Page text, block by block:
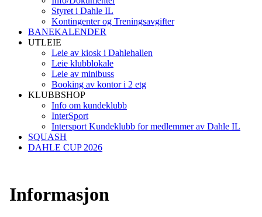
Styret i Dahle IL
Kontingenter og Treningsavgifter
BANEKALENDER
UTLEIE
Leie av kiosk i Dahlehallen
Leie klubblokale
Leie av minibuss
Booking av kontor i 2 etg
KLUBBSHOP
Info om kundeklubb
InterSport
Intersport Kundeklubb for medlemmer av Dahle IL
SQUASH
DAHLE CUP 2026
Informasjon